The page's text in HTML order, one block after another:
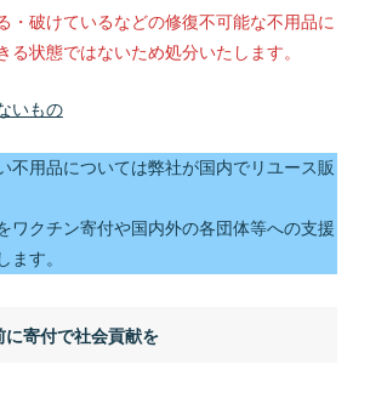
・破けているなどの修復不可能な不用品に
る状態ではないため処分いたします。
いもの
不用品については弊社が国内でリユース販
ワクチン寄付や国内外の各団体等への支援
ます。
に寄付で社会貢献を